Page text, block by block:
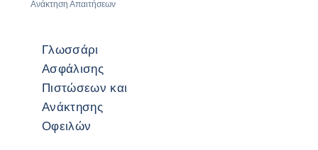
Ανάκτηση Απαιτήσεων
Γλωσσάρι
Ασφάλισης
Πιστώσεων και
Ανάκτησης
Οφειλών